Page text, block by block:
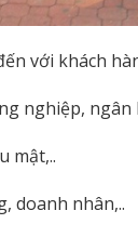
với khách
nghiệp, ngân
mật,..
doanh nhân,..